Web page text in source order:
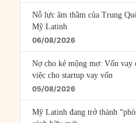
Nỗ lực âm thầm của Trung
Mỹ Latinh
06/08/2026
Nợ cho kẻ mộng mơ: Vốn vay
việc cho startup vay vốn
05/08/2026
Mỹ Latinh đang trở thành